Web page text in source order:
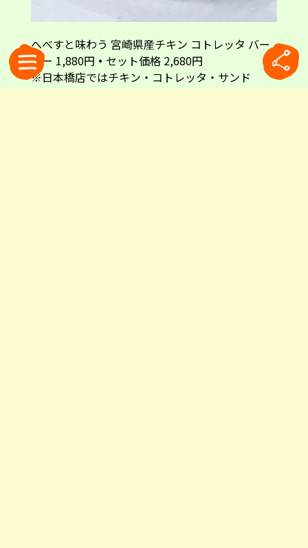
へべすと味わう 宮崎県産チキン コトレッタ バー
ガー 1,880円 ・ セット価格 2,680円
※日本橋店ではチキン・コトレッタ・サンド